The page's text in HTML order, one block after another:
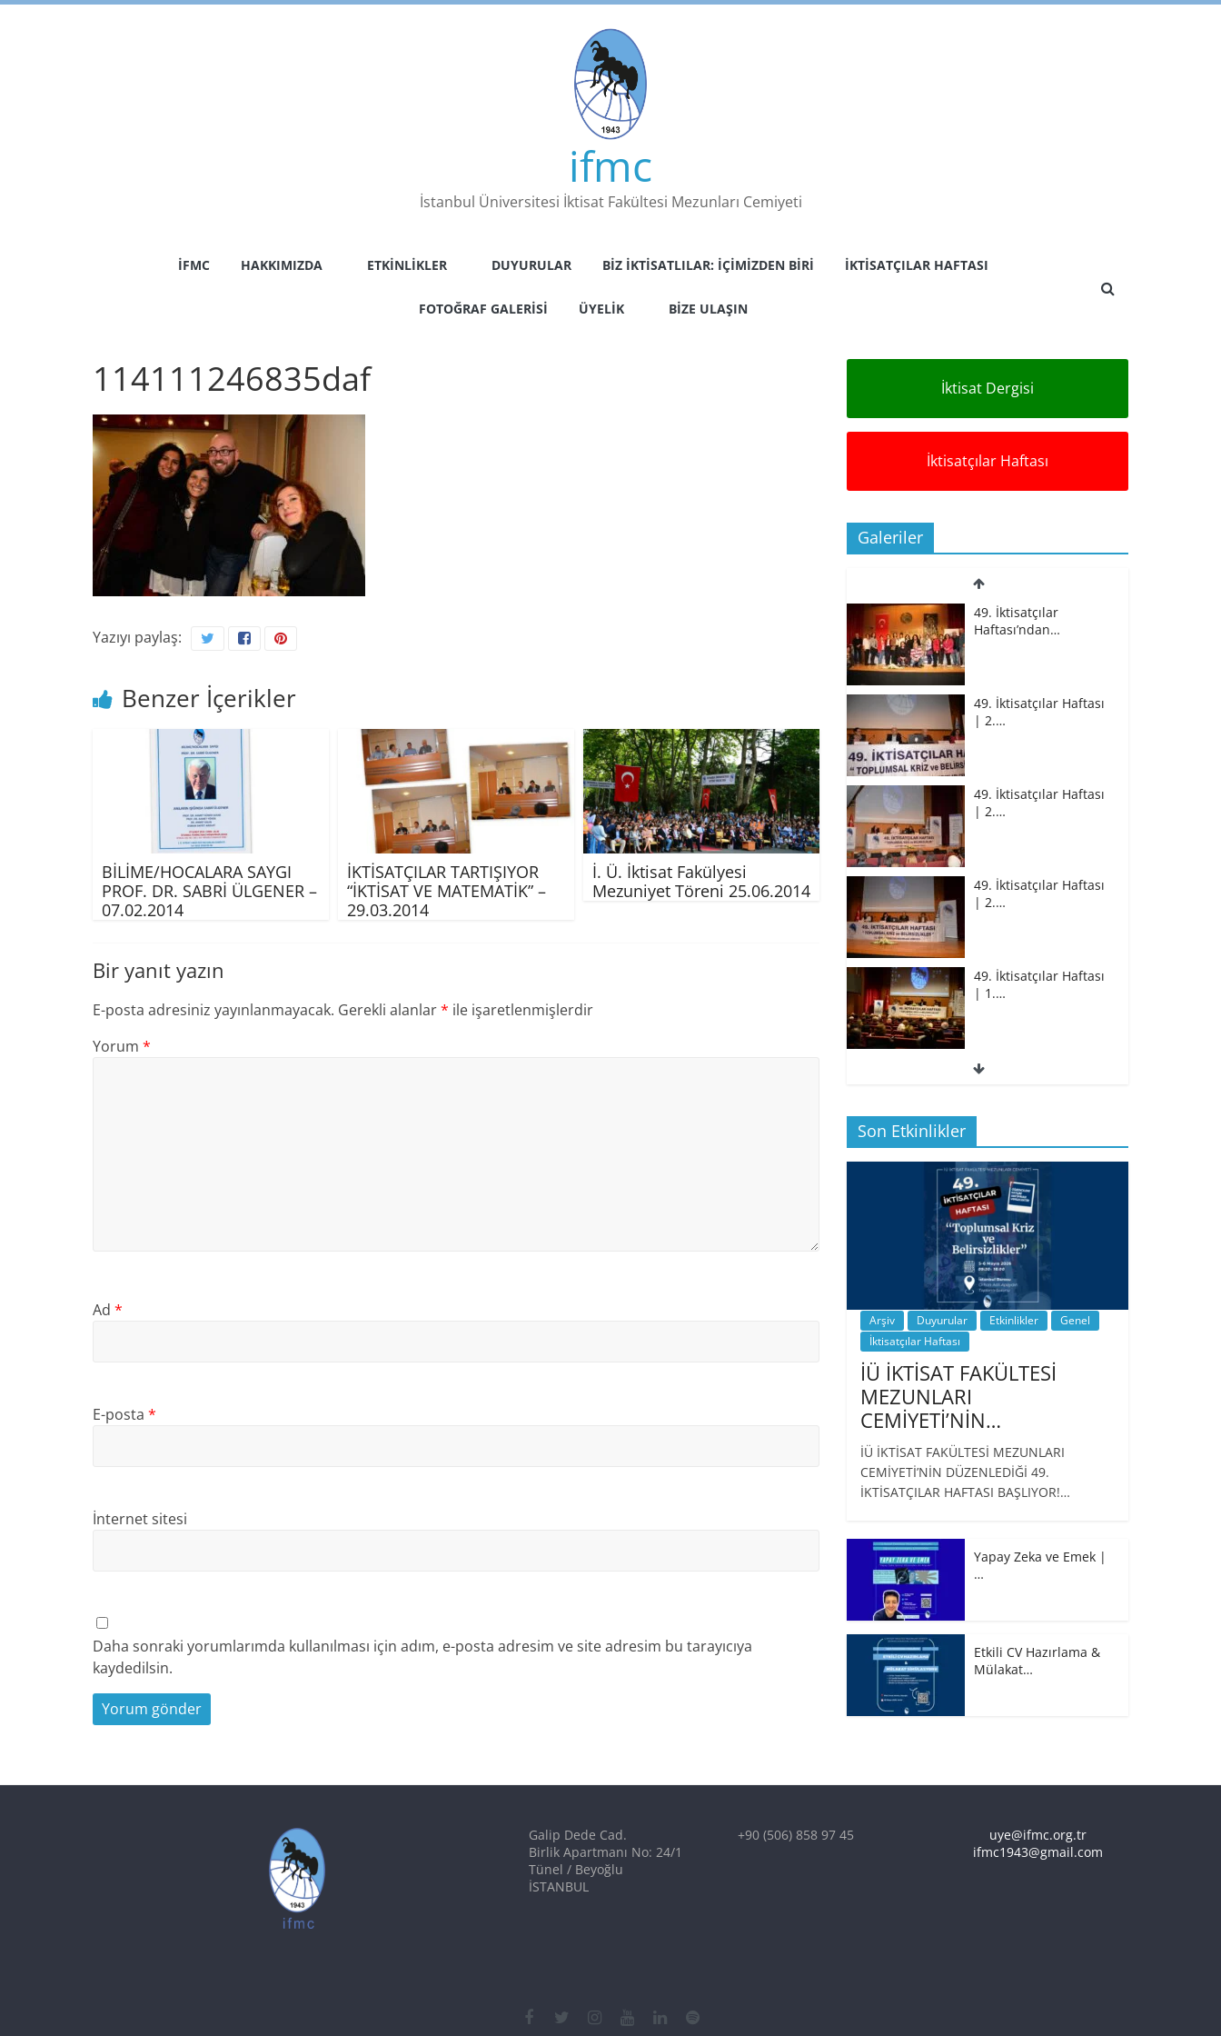
Skip
ifmc
İstanbul Üniversitesi İktisat Fakültesi Mezunları Cemiyeti
İFMC HAKKIMIZDA ETKINLIKLER DUYURULAR BIZ İKTISATLILAR: İÇIMIZDEN BIRI İKTISATÇILAR HAFTASI
FOTOĞRAF GALERISI ÜYELIK BIZE ULAŞIN
114111246835daf
Yazıyı paylaş:
Benzer İçerikler
BİLİME/HOCALARA SAYGI
PROF. DR. SABRİ ÜLGENER –
07.02.2014
İKTİSATÇILAR TARTIŞIYOR
“İKTİSAT VE MATEMATİK” –
29.03.2014
İ. Ü. İktisat Fakülyesi
Mezuniyet Töreni 25.06.2014
Bir yanıt yazın
E-posta adresiniz yayınlanmayacak. Gerekli alanlar* ile işaretlenmişlerdir
Yorum *
Ad *
E-posta *
İnternet sitesi
Daha sonraki yorumlarımda kullanılması için adım, e-posta adresim ve site adresim bu tarayıcıya
kaydedilsin.
İktisat Dergisi
İktisatçılar Haftası
Galeriler
49. İktisatçılar
Haftası’ndan…
49. İktisatçılar Haftası
| 2.…
49. İktisatçılar Haftası
| 2.…
49. İktisatçılar Haftası
| 2.…
49. İktisatçılar Haftası
| 1.…
49. İktisatçılar Haftası
BİZ İKTİSATLILAR:
İÇİMİZDEN BİRİ PROF.…
Son Etkinlikler
Arşiv Duyurular Etkinlikler
Genel
İktisatçılar Haftası
İÜ İKTİSAT FAKÜLTESİ
MEZUNLARI
CEMİYETİ’NİN…
İÜ İKTİSAT FAKÜLTESİ MEZUNLARI
CEMİYETİ’NİN DÜZENLEDİĞİ 49.
İKTİSATÇILAR HAFTASI BAŞLIYOR!…
Yapay Zeka ve Emek |
…
Etkili CV Hazırlama &
Mülakat…
Galip Dede Cad.
Birlik Apartmanı No: 24/1
Tünel / Beyoğlu
İSTANBUL
+90 (506) 858 97 45
uye@ifmc.org.tr
ifmc1943@gmail.com